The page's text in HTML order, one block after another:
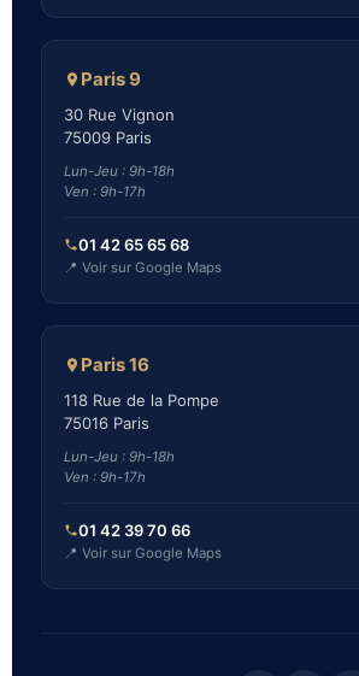
Paris 9
30 Rue Vignon
75009 Paris
Lun-Jeu : 9h-18h
Ven : 9h-17h
01 42 65 65 68
📍 Voir sur Google Maps
Paris 16
118 Rue de la Pompe
75016 Paris
Lun-Jeu : 9h-18h
Ven : 9h-17h
01 42 39 70 66
📍 Voir sur Google Maps